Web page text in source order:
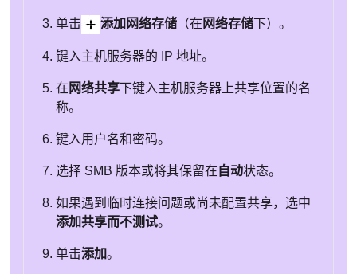
单击 添加网络存储 （在 网络存储下）。
键入主机服务器的 IP 地址。
在 网络共享下键入主机服务器上共享位置的名
称。
键入用户名和密码。
选择 SMB 版本或将其保留在 自动状态。
如果遇到临时连接问题或尚未配置共享，选中
添加共享而不测试。
单击添加。